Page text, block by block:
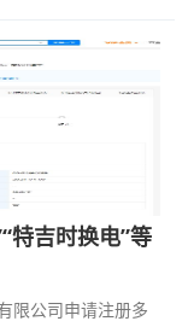
特吉时换电”等
限公司申请注册多